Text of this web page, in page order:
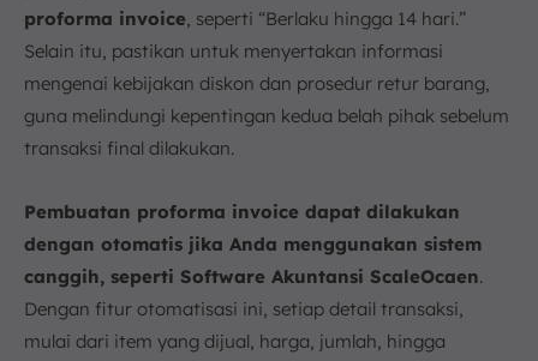
proforma invoice, seperti “Berlaku hingga 14 hari.”
Selain itu, pastikan untuk menyertakan informasi
mengenai kebijakan diskon dan prosedur retur barang,
guna melindungi kepentingan kedua belah pihak sebelum
transaksi final dilakukan.
Pembuatan proforma invoice dapat dilakukan
dengan otomatis jika Anda menggunakan sistem
canggih, seperti Software Akuntansi ScaleOcaen.
Dengan fitur otomatisasi ini, setiap detail transaksi,
mulai dari item yang dijual, harga, jumlah, hingga